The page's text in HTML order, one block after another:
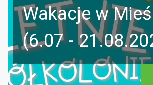
Wakacje w
(6.07 -